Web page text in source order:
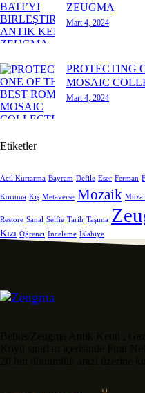
ZEUGMA
Mart 4, 2024
PROTECTING
MOSAIC
Mart 4, 2024
Etiketler
Acil Kurtarma Bayram Defile Eser Ferman
Koruma Kış Metaverse Mozaik
Restore Sanal Selfie Tarih Taşıma
Kızı Öğrenci İnceleme İslahiye